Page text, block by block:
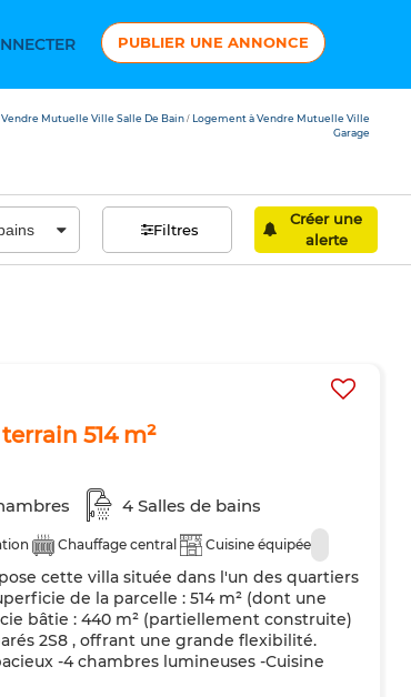
PUBLIER UNE ANNONCE
Mutuelle Ville Salle De Bain / Logement à Vendre Mutuelle Ville
Garage
Filtres
Créer une
alerte
514 m²
4 Salles de bains
Chauffage central Cuisine équipée
cette villa située dans l'un des quartiers
de la parcelle : 514 m² (dont une
bâtie : 440 m² (partiellement construite)
2S8 , offrant une grande flexibilité.
-4 chambres lumineuses -Cuisine